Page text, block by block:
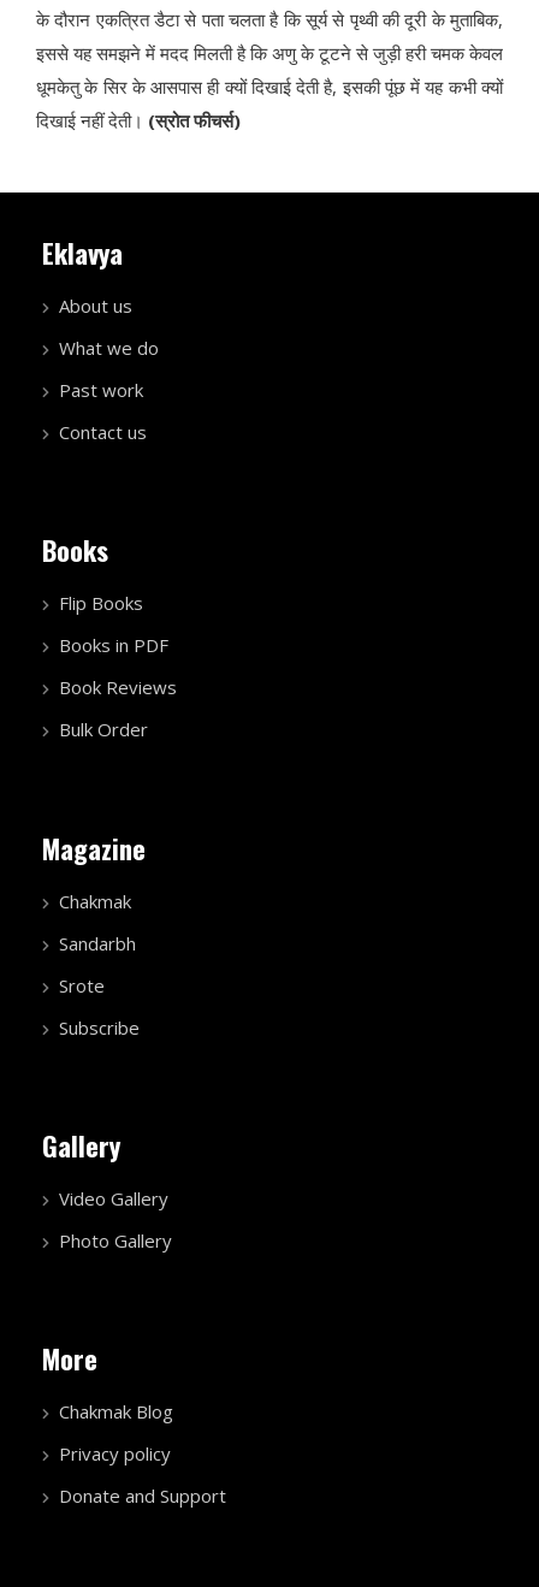
के दौरान एकत्रित डैटा से पता चलता है कि सूर्य से पृथ्वी की दूरी के मुताबिक,
इससे यह समझने में मदद मिलती है कि अणु के टूटने से जुड़ी हरी चमक केवल
धूमकेतु के सिर के आसपास ही क्यों दिखाई देती है, इसकी पूंछ में यह कभी क्यों
दिखाई नहीं देती। (स्रोत फीचर्स)
Eklavya
About us
What we do
Past work
Contact us
Books
Flip Books
Books in PDF
Book Reviews
Bulk Order
Magazine
Chakmak
Sandarbh
Srote
Subscribe
Gallery
Video Gallery
Photo Gallery
More
Chakmak Blog
Privacy policy
Donate and Support